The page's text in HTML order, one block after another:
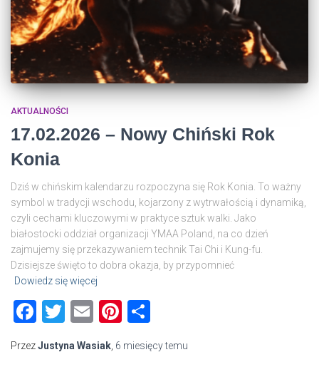
AKTUALNOŚCI
17.02.2026 – Nowy Chiński Rok
Konia
Dziś w chińskim kalendarzu rozpoczyna się Rok Konia. To ważny
symbol w tradycji wschodu, kojarzony z wytrwałością i dynamiką,
czyli cechami kluczowymi w praktyce sztuk walki. Jako
białostocki oddział organizacji YMAA Poland, na co dzień
zajmujemy się przekazywaniem technik Tai Chi i Kung-fu.
Dzisiejsze święto to dobra okazja, by przypomnieć
Dowiedz się więcej
Facebook
Twitter
EmailPinterest
PrzezJustyna Wasiak 6 miesięcytemu